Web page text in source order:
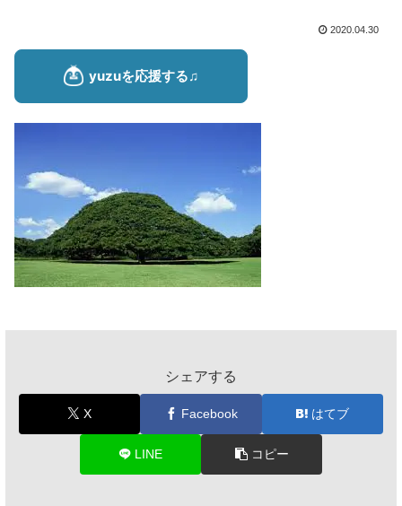
2020.04.30
シェアする
X Facebook はてブ
LINE コピー